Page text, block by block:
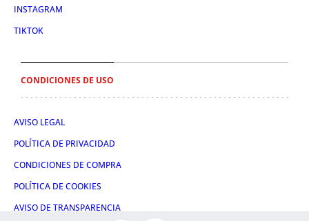
INSTAGRAM
TIKTOK
CONDICIONES DE USO
AVISO LEGAL
POLÍTICA DE PRIVACIDAD
CONDICIONES DE COMPRA
POLÍTICA DE COOKIES
AVISO DE TRANSPARENCIA